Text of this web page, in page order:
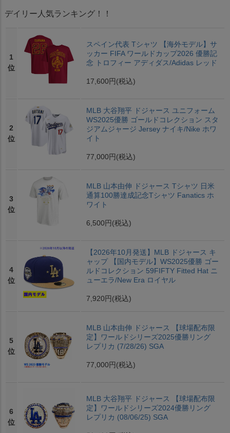
デイリー人気ランキング！！
1
位
スペイン代表 Tシャツ 【海外モデル】サ
ッカー FIFA ワールドカップ2026 優勝記
念 トロフィー アディダス/Adidas レッド
17,600円 (税込)
2
位
MLB 大谷翔平 ドジャース ユニフォーム
WS2025優勝 ゴールドコレクション スタ
ジアムジャージ Jersey ナイキ/Nike ホワ
イト
77,000円 (税込)
3
位
MLB 山本由伸 ドジャース Tシャツ 日米
通算100勝達成記念Tシャツ Fanatics ホ
ワイト
6,500円 (税込)
4
位
【2026年10月発送】MLB ドジャース キ
ャップ 【国内モデル】WS2025優勝 ゴー
ルドコレクション 59FIFTY Fitted Hat ニ
ューエラ/New Era ロイヤル
7,920円 (税込)
5
位
MLB 山本由伸 ドジャース 【球場配布限
定】ワールドシリーズ2025優勝リング
レプリカ (7/28/26) SGA
77,000円 (税込)
6
位
MLB 大谷翔平 ドジャース 【球場配布限
定】ワールドシリーズ2024優勝リング
レプリカ (08/06/25) SGA